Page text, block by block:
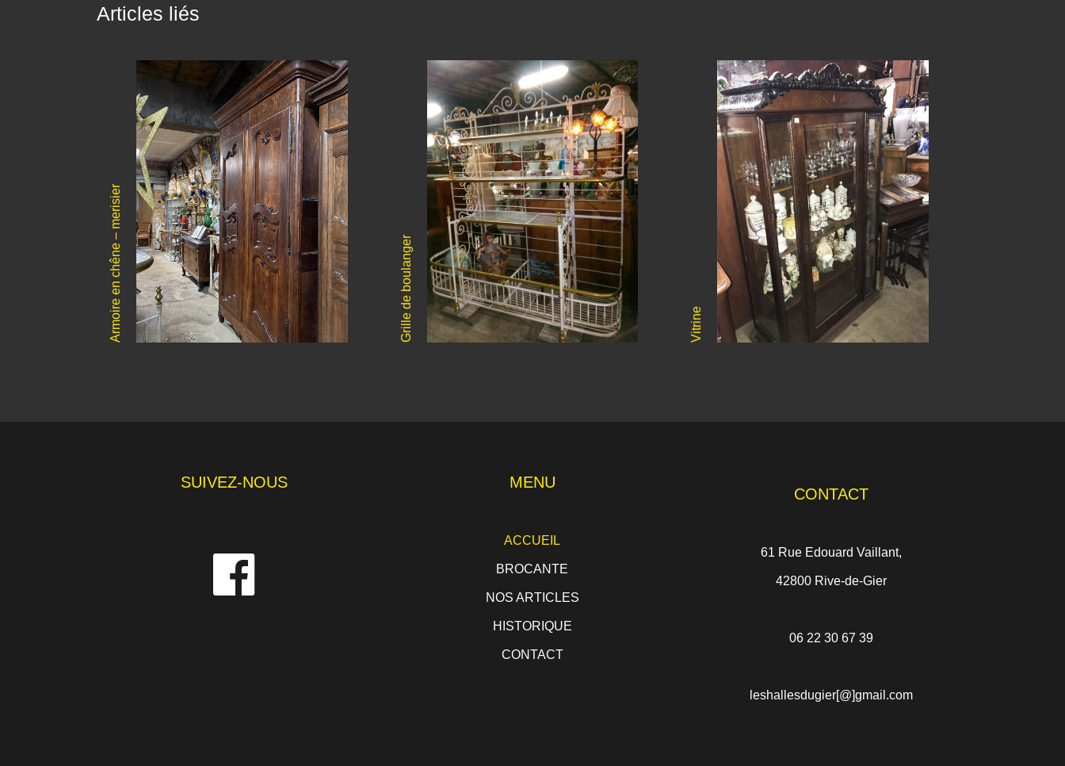
Articles liés
Armoire en chêne – merisier Grille de boulanger Vitrine
SUIVEZ-NOUS MENU
ACCUEIL
BROCANTE
NOS ARTICLES
HISTORIQUE
CONTACT
CONTACT
61 Rue Edouard Vaillant,
42800 Rive-de-Gier
06 22 30 67 39
leshallesdugier[@]gmail.com